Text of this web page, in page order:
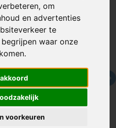
om
en advertenties
te
waar onze
voorkeuren